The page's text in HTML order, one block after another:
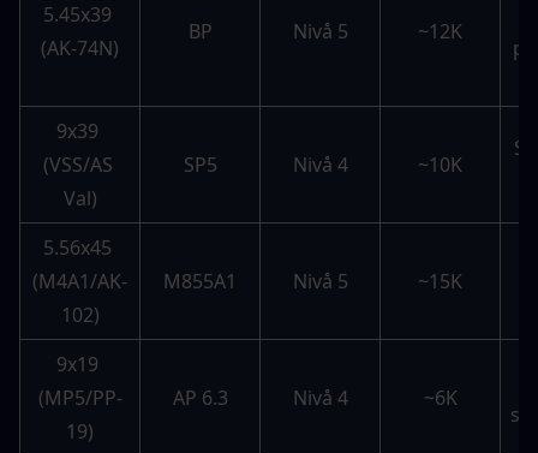
5.45x39
(AK-74N)
BP Nivå 5 ~12K
9x39
(VSS/AS
Val)
SP5 Nivå 4 ~10K
5.56x45
(M4A1/AK-
102)
M855A1 Nivå 5 ~15K
9x19
(MP5/PP-
19)
AP 6.3 Nivå 4 ~6K